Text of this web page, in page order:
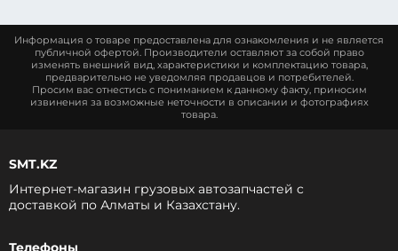
Информация о товаре предоставлена для ознакомления и не является
публичной офертой. Производители оставляют за собой право
изменять внешний вид, характеристики и комплектацию товара,
предварительно не уведомляя продавцов и потребителей.
Просим вас отнестись с пониманием к данному факту, приносим
извинения за возможные неточности в описании и фотографиях
товара.
SMT.KZ
Интернет-магазин грузовых автозапчастей c
доставкой по Алматы и Казахстану.
Телефоны